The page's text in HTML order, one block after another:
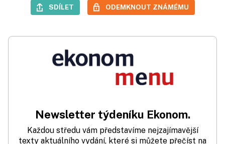
SDÍLET ODEMKNOUT ZNÁMÉMU
Newsletter týdeníku Ekonom.
Každou středu vám představíme nejzajímavější
texty aktuálního vydání, které si můžete přečíst na